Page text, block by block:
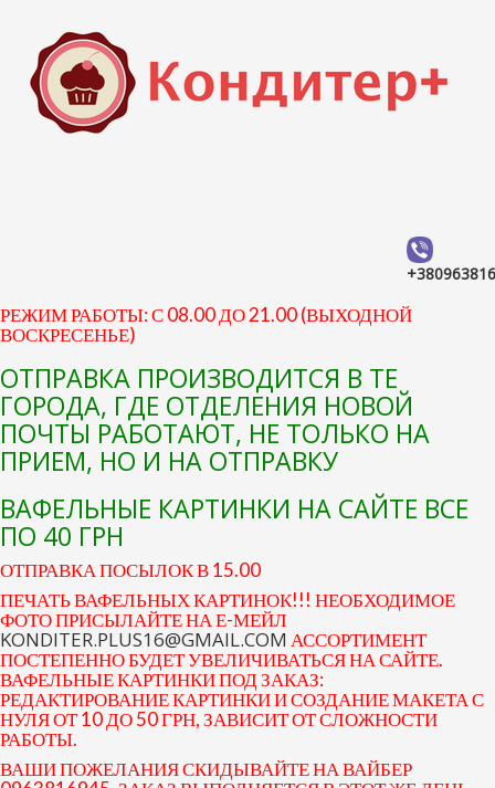
РЕЖИМ РАБОТЫ: С 08.00 ДО 21.00 (ВЫХОДНОЙ
ВОСКРЕСЕНЬЕ)
ОТПРАВКА ПРОИЗВОДИТСЯ В ТЕ
ГОРОДА, ГДЕ ОТДЕЛЕНИЯ НОВОЙ
ПОЧТЫ РАБОТАЮТ, НЕ ТОЛЬКО НА
ПРИЕМ, НО И НА ОТПРАВКУ
ВАФЕЛЬНЫЕ КАРТИНКИ НА САЙТЕ ВСЕ
ПО 40 ГРН
ОТПРАВКА ПОСЫЛОК В 15.00
ПЕЧАТЬ ВАФЕЛЬНЫХ КАРТИНОК!!! НЕОБХОДИМОЕ
ФОТО ПРИСЫЛАЙТЕ НА Е-МЕЙЛ
KONDITER.PLUS16@GMAIL.COM АССОРТИМЕНТ
ПОСТЕПЕННО БУДЕТ УВЕЛИЧИВАТЬСЯ НА САЙТЕ.
ВАФЕЛЬНЫЕ КАРТИНКИ ПОД ЗАКАЗ:
РЕДАКТИРОВАНИЕ КАРТИНКИ И СОЗДАНИЕ МАКЕТА С
НУЛЯ ОТ 10 ДО 50 ГРН, ЗАВИСИТ ОТ СЛОЖНОСТИ
РАБОТЫ.
ВАШИ ПОЖЕЛАНИЯ СКИДЫВАЙТЕ НА ВАЙБЕР